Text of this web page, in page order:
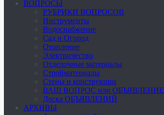
ВОПРОСЫ
РУБРИКИ ВОПРОСОВ
Инструменты
Водоснабжение
Сад и Огород
Отопление
Электричество
Отделочные материалы
Стройматериалы
Стены и конструкции
ВАШ ВОПРОС или ОБЪЯВЛЕНИЕ
Доска ОБЪЯВЛЕНИЙ
АРХИВЫ